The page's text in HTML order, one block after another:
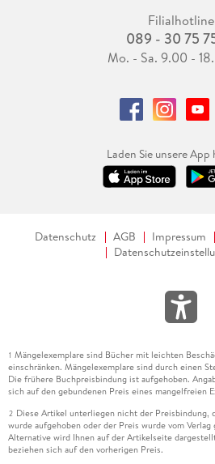
Filialhotline
089 - 30 75
Mo. - Sa. 9.00 -
Laden Sie unsere App
Datenschutz AGB Impressum
1 Mängelexemplare sind Bücher mit leichten
einschränken. Mängelexemplare sind durch einen
Die frühere Buchpreisbindung ist aufgehoben.
sich auf den gebundenen Preis eines mangelfreien
2 Diese Artikel unterliegen nicht der Preisbindung,
wurde aufgehoben oder der Preis wurde vom
Alternative wird Ihnen auf der Artikelseite
beziehen sich auf den vorherigen Preis.